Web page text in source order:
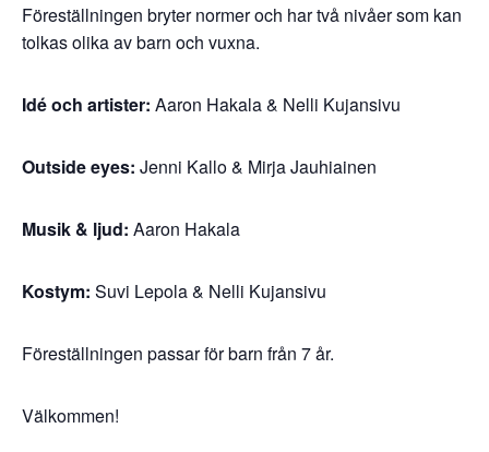
Föreställningen bryter normer och har två nivåer som kan
tolkas olika av barn och vuxna.
Idé och artister: Aaron Hakala & Nelli Kujansivu
Outside eyes: Jenni Kallo & Mirja Jauhiainen
Musik & ljud: Aaron Hakala
Kostym: Suvi Lepola & Nelli Kujansivu
Föreställningen passar för barn från 7 år.
Välkommen!